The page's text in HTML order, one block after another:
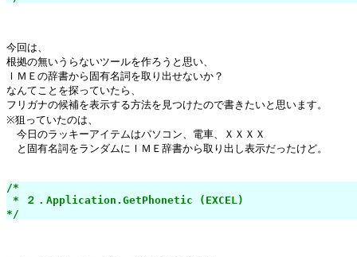
今回は、
根拠の無いうらないツールを作ろうと思い、
ＩＭＥの辞書から固有名詞を取り出せないか？
なんてことを探っていたら、
フリガナの候補を表示する方法を見つけたので書きたいと思います。
※狙っていたのは、
今日のラッキーアイテムはパソコン、電車、ＸＸＸＸ
と固有名詞をランダムにＩＭＥ辞書から取り出し表示だったけど。
/*
* ２．Application.GetPhonetic (EXCEL)
*/